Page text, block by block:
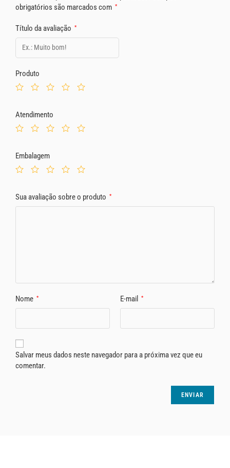
obrigatórios são marcados com *
Título da avaliação *
Produto
Atendimento
Embalagem
Sua avaliação sobre o produto *
Nome * E-mail *
Salvar meus dados neste navegador para a próxima vez que eu
comentar.